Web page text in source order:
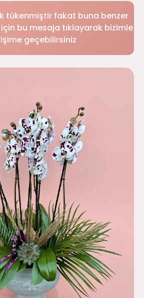
tükenmiştir fakat buna benzer
bu mesaja tıklayarak bizimle
geçebilirsiniz